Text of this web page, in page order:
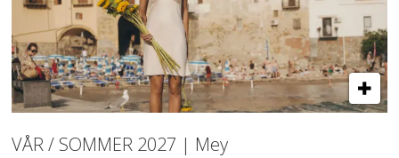
VÅR / SOMMER 2027 | Mey